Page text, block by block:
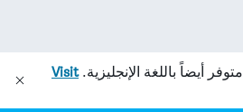
متوفر أيضاً باللغة الإنجليزية.Visit